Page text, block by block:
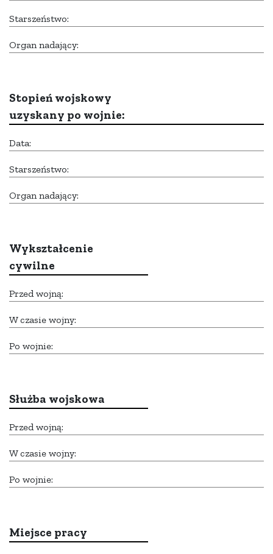
Starszeństwo:
Organ nadający:
Stopień wojskowy
uzyskany po wojnie:
Data:
Starszeństwo:
Organ nadający:
Wykształcenie
cywilne
Przed wojną:
W czasie wojny:
Po wojnie:
Służba wojskowa
Przed wojną:
W czasie wojny:
Po wojnie:
Miejsce pracy